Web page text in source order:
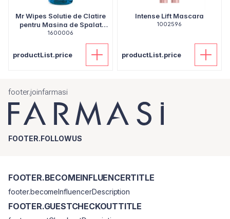
Mr Wipes Solutie de Clatire
pentru Masina de Spalat
Vase 300ml
1600006
productList.price
Intense Lift Mascara
1002596
productList.price
footer.joinfarmasi
FOOTER.FOLLOWUS
FOOTER.BECOMEINFLUENCERTITLE
footer.becomeInfluencerDescription
FOOTER.GUESTCHECKOUTTITLE